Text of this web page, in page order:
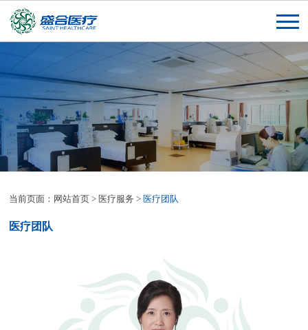
当前页面： 网站首页 > 医疗服务 > 医疗团队
医疗团队